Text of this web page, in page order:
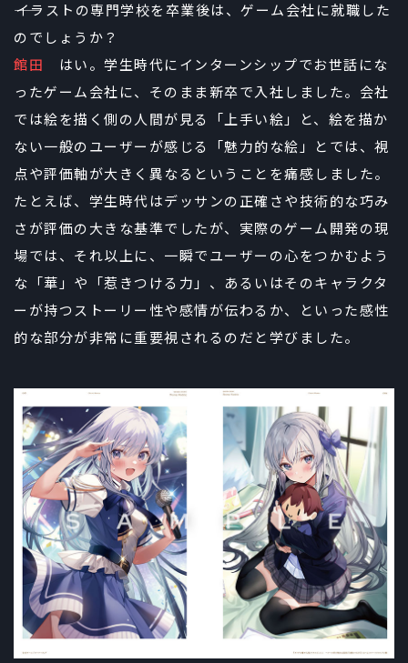
――イラストの専門学校を卒業後は、ゲーム会社に就職した
のでしょうか？
館田 はい。学生時代にインターンシップでお世話にな
ったゲーム会社に、そのまま新卒で入社しました。会社
では絵を描く側の人間が見る「上手い絵」と、絵を描か
ない一般のユーザーが感じる「魅力的な絵」とでは、視
点や評価軸が大きく異なるということを痛感しました。
たとえば、学生時代はデッサンの正確さや技術的な巧み
さが評価の大きな基準でしたが、実際のゲーム開発の現
場では、それ以上に、一瞬でユーザーの心をつかむよう
な「華」や「惹きつける力」、あるいはそのキャラクタ
ーが持つストーリー性や感情が伝わるか、といった感性
的な部分が非常に重要視されるのだと学びました。